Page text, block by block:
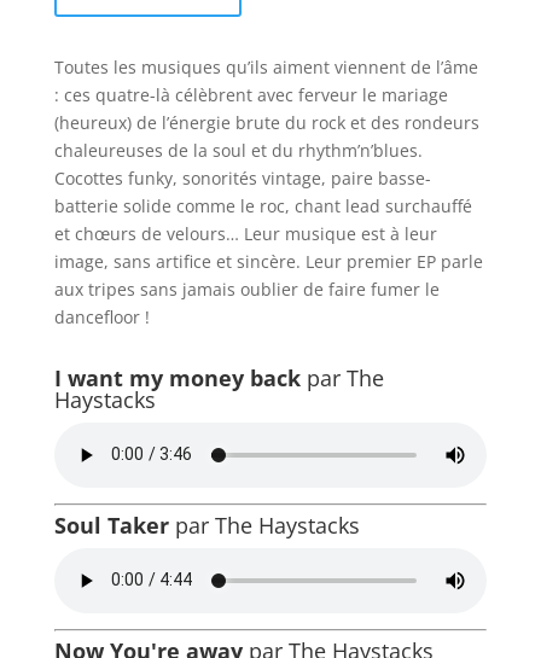
Toutes les musiques qu’ils aiment viennent de l’âme
: ces quatre-là célèbrent avec ferveur le mariage
(heureux) de l’énergie brute du rock et des rondeurs
chaleureuses de la soul et du rhythm’n’blues.
Cocottes funky, sonorités vintage, paire basse-
batterie solide comme le roc, chant lead surchauffé
et chœurs de velours… Leur musique est à leur
image, sans artifice et sincère. Leur premier EP parle
aux tripes sans jamais oublier de faire fumer le
dancefloor !
I want my money backpar The
Haystacks
Soul Takerpar The Haystacks
Now You're awaypar The Haystacks